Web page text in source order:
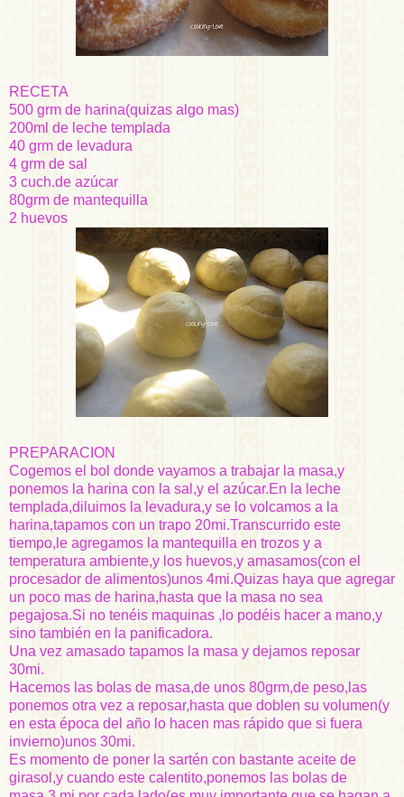
RECETA
500 grm de harina(quizas algo mas)
200ml de leche templada
40 grm de levadura
4 grm de sal
3 cuch.de azúcar
80grm de mantequilla
2 huevos
PREPARACION
Cogemos el bol donde vayamos a trabajar la masa,y
ponemos la harina con la sal,y el azúcar.En la leche
templada,diluimos la levadura,y se lo volcamos a la
harina,tapamos con un trapo 20mi.Transcurrido este
tiempo,le agregamos la mantequilla en trozos y a
temperatura ambiente,y los huevos,y amasamos(con el
procesador de alimentos)unos 4mi.Quizas haya que agregar
un poco mas de harina,hasta que la masa no sea
pegajosa.Si no tenéis maquinas ,lo podéis hacer a mano,y
sino también en la panificadora.
Una vez amasado tapamos la masa y dejamos reposar
30mi.
Hacemos las bolas de masa,de unos 80grm,de peso,las
ponemos otra vez a reposar,hasta que doblen su volumen(y
en esta época del año lo hacen mas rápido que si fuera
invierno)unos 30mi.
Es momento de poner la sartén con bastante aceite de
girasol,y cuando este calentito,ponemos las bolas de